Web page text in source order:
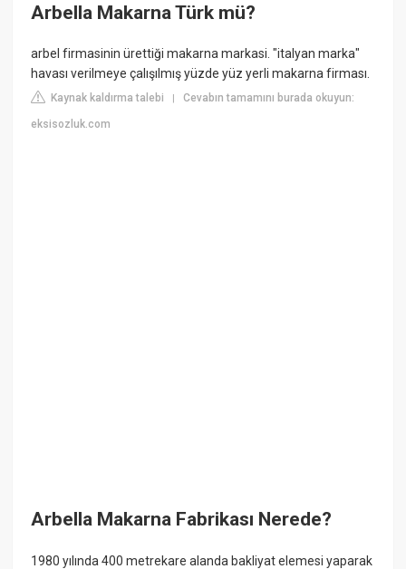
Arbella Makarna Türk mü?
arbel firmasinin ürettiği makarna markasi. "italyan marka"
havası verilmeye çalışılmış yüzde yüz yerli makarna firması.
Kaynak kaldırma talebi |Cevabın tamamını burada okuyun:
eksisozluk.com
Arbella Makarna Fabrikası Nerede?
1980 yılında 400 metrekare alanda bakliyat elemesi yaparak